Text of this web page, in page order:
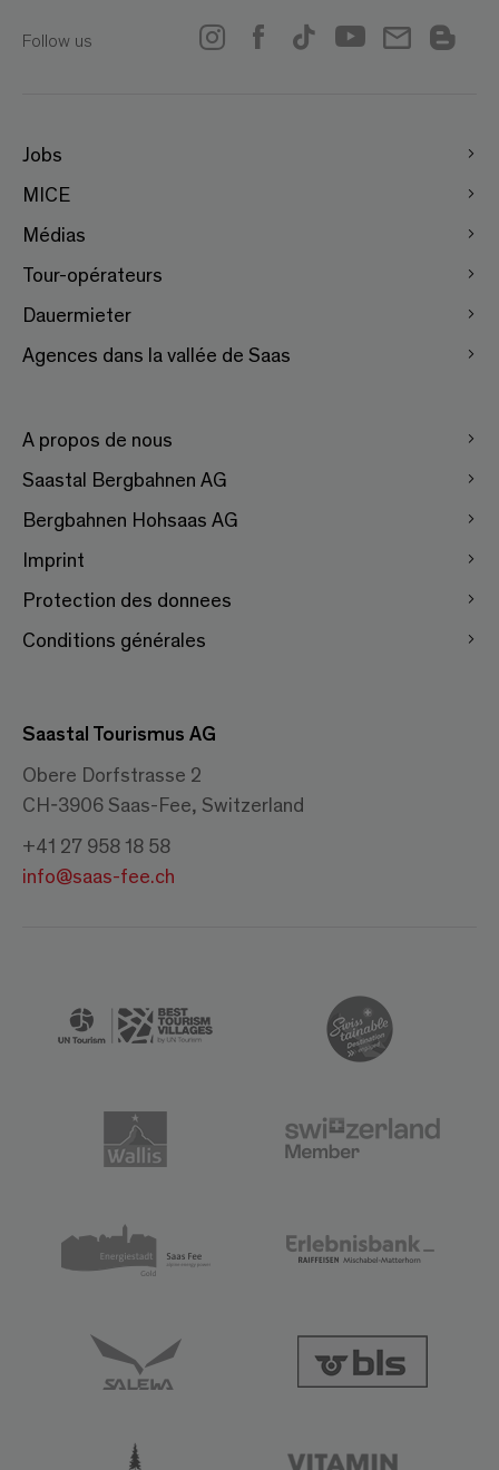
Follow us
Jobs
MICE
Médias
Tour-opérateurs
Dauermieter
Agences dans la vallée de Saas
A propos de nous
Saastal Bergbahnen AG
Bergbahnen Hohsaas AG
Imprint
Protection des donnees
Conditions générales
Saastal Tourismus AG
Obere Dorfstrasse 2
CH-3906 Saas-Fee, Switzerland
+41 27 958 18 58
info@saas-fee.ch